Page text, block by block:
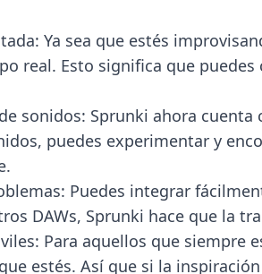
Ya sea que estés
real. Esto significa que
sonidos: Sprunki ahora
puedes experimentar y
Puedes integrar
DAWs, Sprunki hace que la
Para aquellos que siempre
estés. Así que si la